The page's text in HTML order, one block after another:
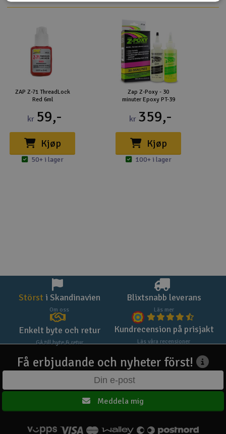
ZAP Z-71 ThreadLock
Red 6ml
kr 59,-
Kjøp
50+ i lager
Zap Z-Poxy - 30
minuter Epoxy PT-39
kr 359,-
Kjøp
100+ i lager
Störst i Skandinavien
Om oss
Blixtsnabb leverans
Läs mer
Enkelt byte och retur
Gå till byte & retur
Kundrecension på prisjakt
Läs våra recensioner
Få erbjudande och nyheter först!
Meddela mig